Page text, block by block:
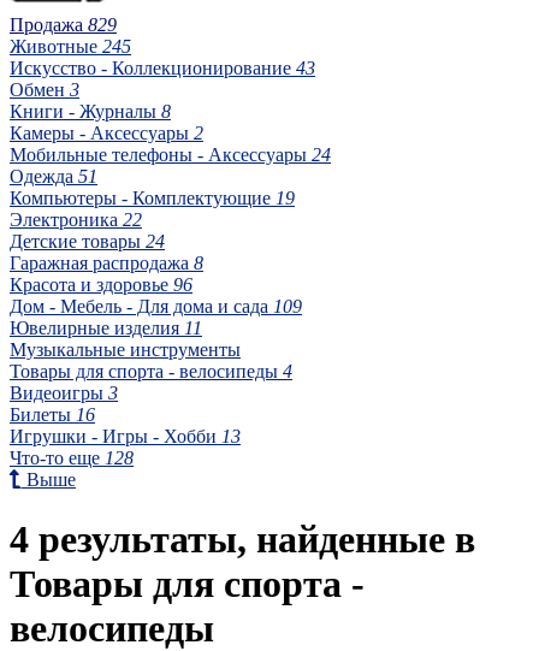
Продажа 829
Животные 245
Искусство - Коллекционирование 43
Обмен 3
Книги - Журналы 8
Камеры - Аксессуары 2
Мобильные телефоны - Аксессуары 24
Одежда 51
Компьютеры - Комплектующие 19
Электроника 22
Детские товары 24
Гаражная распродажа 8
Красота и здоровье 96
Дом - Мебель - Для дома и сада 109
Ювелирные изделия 11
Музыкальные инструменты
Товары для спорта - велосипеды 4
Видеоигры 3
Билеты 16
Игрушки - Игры - Хобби 13
Что-то еще 128
Выше
4 результаты, найденные в
Товары для спорта -
велосипеды